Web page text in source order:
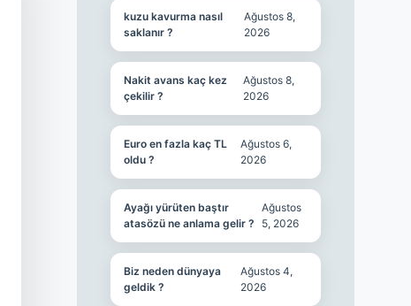
kuzu kavurma nasıl
saklanır ?
Ağustos 8,
2026
Nakit avans kaç kez
çekilir ?
Ağustos 8,
2026
Euro en fazla kaç TL
oldu ?
Ağustos 6,
2026
Ayağı yürüten baştır
atasözü ne anlama gelir ?
Ağustos
5, 2026
Biz neden dünyaya
geldik ?
Ağustos 4,
2026